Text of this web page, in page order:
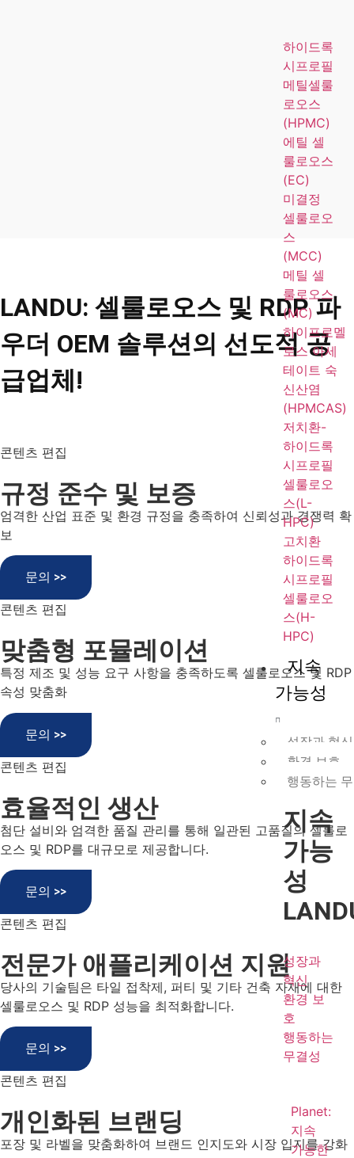
하이드록
시프로필
메틸셀룰
로오스
(HPMC)
에틸 셀
룰로오스
(EC)
미결정
셀룰로오
스
(MCC)
메틸 셀
룰로오스
(MC)
하이프로멜
로스 아세
테이트 숙
신산염
(HPMCAS)
저치환-
하이드록
시프로필
셀룰로오
스(L-
HPC)
고치환
하이드록
시프로필
셀룰로오
스(H-
HPC)
지속
가능성
성장과 혁신
환경 보호
행동하는
지속
가능
성
성장과
혁신
환경 보
호
행동하는
무결성
Planet:
지속
가능한
LANDU: 셀룰로오스 및 RDP 파
우더 OEM 솔루션의 선도적 공
급업체!
콘텐츠 편집
규정 준수 및 보증
엄격한 산업 표준 및 환경 규정을 충족하여 신뢰성과 경쟁력 확
보
문의 >>
콘텐츠 편집
맞춤형 포뮬레이션
특정 제조 및 성능 요구 사항을 충족하도록 셀룰로오스 및 RDP
속성 맞춤화
문의 >>
콘텐츠 편집
효율적인 생산
첨단 설비와 엄격한 품질 관리를 통해 일관된 고품질의 셀룰로
오스 및 RDP를 대규모로 제공합니다.
문의 >>
콘텐츠 편집
전문가 애플리케이션 지원
당사의 기술팀은 타일 접착제, 퍼티 및 기타 건축 자재에 대한
셀룰로오스 및 RDP 성능을 최적화합니다.
문의 >>
콘텐츠 편집
개인화된 브랜딩
포장 및 라벨을 맞춤화하여 브랜드 인지도와 시장 입지를 강화